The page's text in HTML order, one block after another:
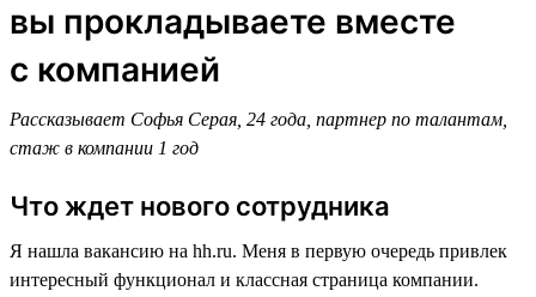
вы прокладываете вместе
с компанией
Рассказывает Софья Серая, 24 года, партнер по талантам,
стаж в компании 1 год
Что ждет нового сотрудника
Я нашла вакансию на hh.ru. Меня в первую очередь привлек
интересный функционал и классная страница компании.